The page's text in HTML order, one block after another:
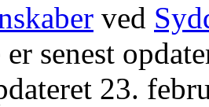
ved
senest
23.